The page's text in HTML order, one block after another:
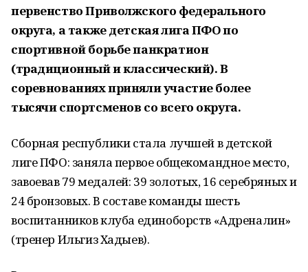
первенство Приволжского федерального
округа, а также детская лига ПФО по
спортивной борьбе панкратион
(традиционный и классический). В
соревнованиях приняли участие более
тысячи спортсменов со всего округа.
Сборная республики стала лучшей в детской
лиге ПФО: заняла первое общекомандное место,
завоевав 79 медалей: 39 золотых, 16 серебряных и
24 бронзовых. В составе команды шесть
воспитанников клуба единоборств «Адреналин»
(тренер Ильгиз Хадыев).